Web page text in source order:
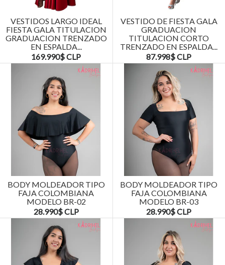
VESTIDOS LARGO IDEAL
FIESTA GALA TITULACION
GRADUACION TRENZADO
EN ESPALDA...
169.990$ CLP
VESTIDO DE FIESTA GALA
GRADUACION
TITULACION CORTO
TRENZADO EN ESPALDA...
87.998$ CLP
BODY MOLDEADOR TIPO
FAJA COLOMBIANA
MODELO BR-02
28.990$ CLP
BODY MOLDEADOR TIPO
FAJA COLOMBIANA
MODELO BR-03
28.990$ CLP